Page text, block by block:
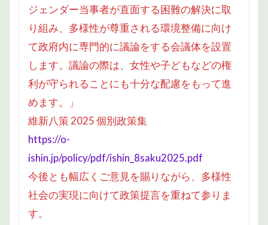
ジェンダー当事者が直面する困難の解決に取
り組み、多様性が尊重される環境整備に向け
て政府内に専門的に議論をする会議体を設置
します。議論の際は、女性や子どもなどの権
利が守られることにも十分な配慮をもって進
めます。」
維新八策 2025 個別政策集
https://o-
ishin.jp/policy/pdf/ishin_8saku2025.pdf
今後とも幅広くご意見を賜りながら、多様性
社会の実現に向けて政策提言を重ねて参りま
す。